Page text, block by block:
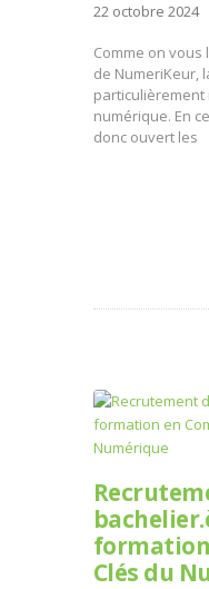
22 octobre 2024
Comme on vous
de NumeriKeur,
particulièrement
numérique. En
donc ouvert les
formation
Clés du